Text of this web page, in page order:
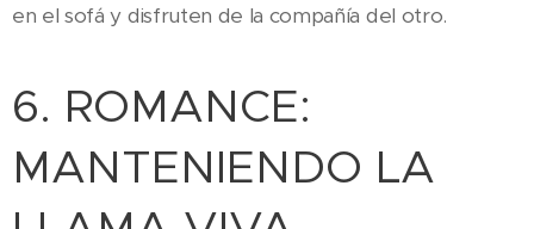
en el sofá y disfruten de la compañía del otro.
6. ROMANCE:
MANTENIENDO LA